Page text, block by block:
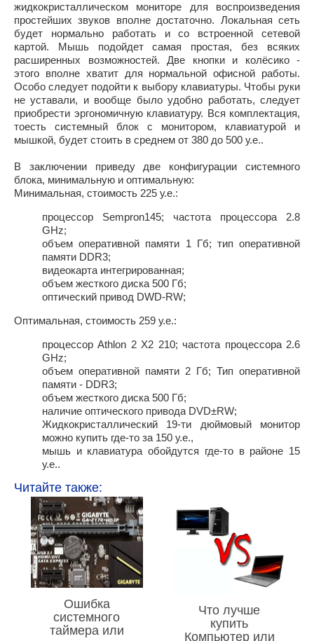
жидкокристаллическом мониторе для воспроизведения
простейших звуков вполне достаточно. Локальная сеть
будет нормально работать и со встроенной сетевой
картой. Мышь подойдет самая простая, без всяких
расширенных возможностей. Две кнопки и колёсико -
этого вполне хватит для нормальной офисной работы.
Особо следует подойти к выбору клавиатуры. Чтобы руки
не уставали, и вообще было удобно работать, следует
приобрести эргономичную клавиатуру. Вся комплектация,
тоесть системный блок с монитором, клавиатурой и
мышкой, будет стоить в среднем от 380 до 500 у.е..
В заключении приведу две конфигурации системного
блока, минимальную и оптимальную:
Минимальная, стоимость 225 у.е.:
процессор Sempron145; частота процессора 2.8
GHz;
объем оперативной памяти 1 Гб; тип оперативной
памяти DDR3;
видеокарта интегрированная;
объем жесткого диска 500 Гб;
оптический привод DWD-RW;
Оптимальная, стоимость 259 у.е.:
процессор Athlon 2 X2 210; частота процессора 2.6
GHz;
объем оперативной памяти 2 Гб; Тип оперативной
памяти - DDR3;
объем жесткого диска 500 Гб;
наличие оптического привода DVD±RW;
Жидкокристаллический 19-ти дюймовый монитор
можно купить где-то за 150 у.е.,
мышь и клавиатура обойдутся где-то в районе 15
у.е..
Читайте также:
Ошибка
системного
таймера или
Что лучше
купить
Компьютер или